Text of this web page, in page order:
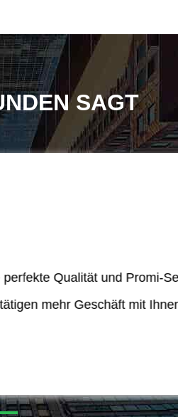
SAGT
Qualität und Promi-
mehr Geschäft mit